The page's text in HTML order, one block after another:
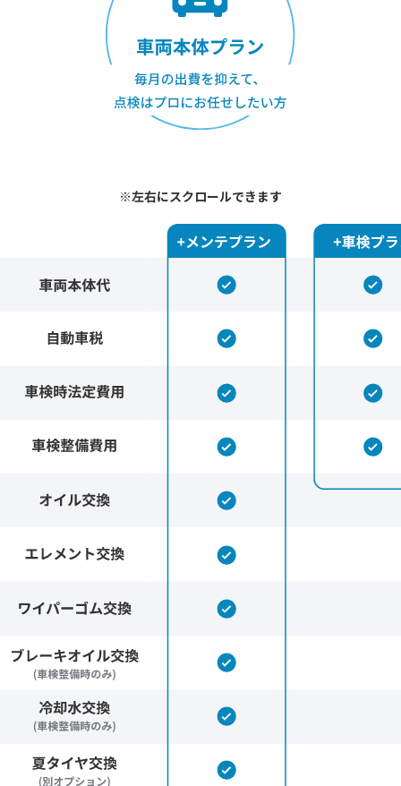
※左右にスクロールできます